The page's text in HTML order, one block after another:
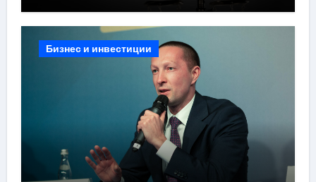
Бизнес и инвестиции